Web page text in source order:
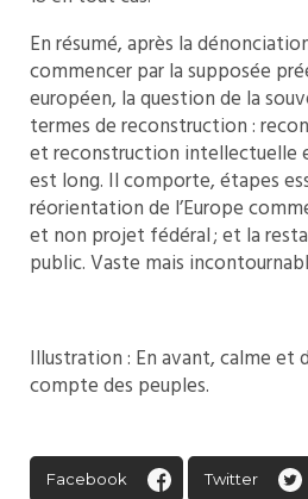
En résumé, après la
commencer par la supposée
européen, la question de la
termes de reconstruction :
et reconstruction intellectuelle
est long. Il comporte, étapes
réorientation de l’Europe
et non projet fédéral ; et la
public. Vaste mais
Illustration : En avant, calme et
compte des peuples.
Facebook Twitter